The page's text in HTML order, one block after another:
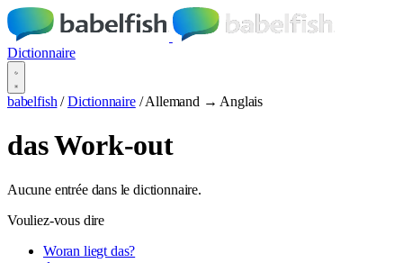
Dictionnaire
babelfish / Dictionnaire / Allemand → Anglais
das Work-out
Aucune entrée dans le dictionnaire.
Vouliez-vous dire
Woran liegt das?